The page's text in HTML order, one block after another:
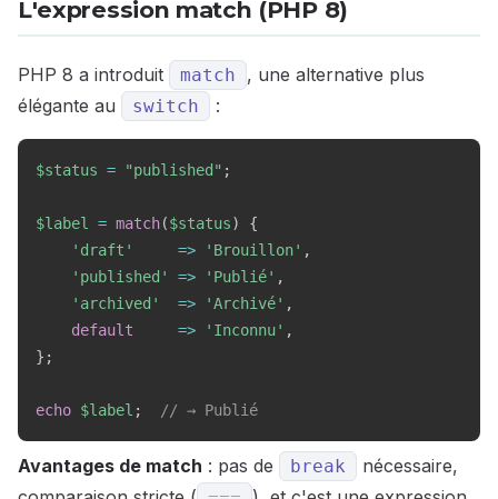
L'expression match (PHP 8)
PHP 8 a introduit match
, une alternative plus
élégante au
switch :
$status = "published" ;
$label = match($status)
{
'draft'
=> 'Brouillon' ,
'published'
=> 'Publié' ,
'archived'
=> 'Archivé' ,
default
=> 'Inconnu' ,
} ;
echo $label ; // → Publié
Avantages de match : pas de break
nécessaire,